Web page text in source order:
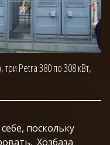
Petra 380 по 308 кВт,
поскольку
Хозбаза